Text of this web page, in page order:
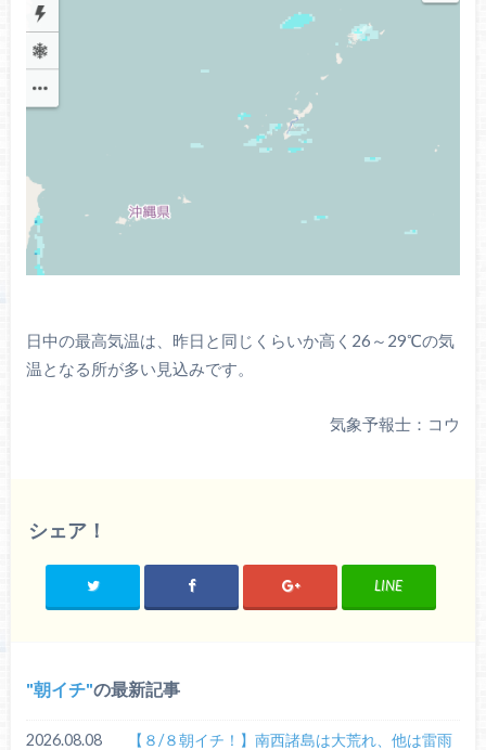
日中の最高気温は、昨日と同じくらいか高く26～29℃の気
温となる所が多い見込みです。
気象予報士：コウ
シェア！
LINE
朝イチ の最新記事
2026.08.08
【８/８朝イチ！】南西諸島は大荒れ、他は雷雨